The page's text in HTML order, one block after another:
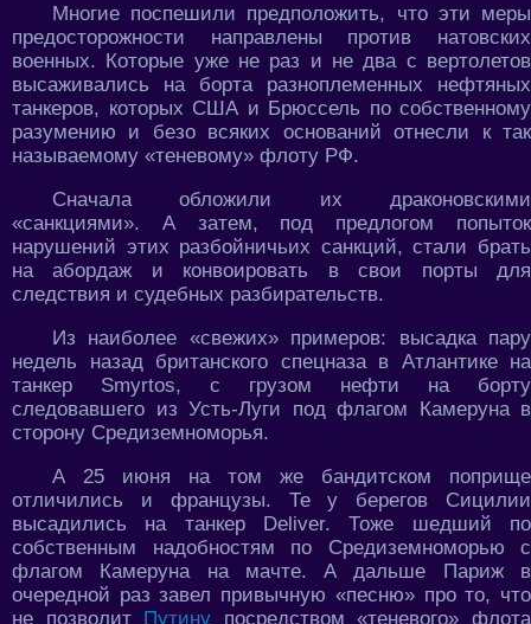
Многие поспешили предположить, что эти меры
предосторожности направлены против натовских
военных. Которые уже не раз и не два с вертолетов
высаживались на борта разноплеменных нефтяных
танкеров, которых США и Брюссель по собственному
разумению и безо всяких оснований отнесли к так
называемому «теневому» флоту РФ.
Сначала обложили их драконовскими
«санкциями». А затем, под предлогом попыток
нарушений этих разбойничьих санкций, стали брать
на абордаж и конвоировать в свои порты для
следствия и судебных разбирательств.
Из наиболее «свежих» примеров: высадка пару
недель назад британского спецназа в Атлантике на
танкер Smyrtos, с грузом нефти на борту
следовавшего из Усть-Луги под флагом Камеруна в
сторону Средиземноморья.
А 25 июня на том же бандитском поприще
отличились и французы. Те у берегов Сицилии
высадились на танкер Deliver. Тоже шедший по
собственным надобностям по Средиземноморью с
флагом Камеруна на мачте. А дальше Париж в
очередной раз завел привычную «песню» про то, что
не позволит Путину посредством «теневого» флота